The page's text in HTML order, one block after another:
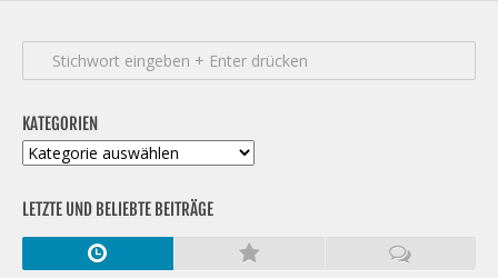
KATEGORIEN
Kategorien
LETZTE UND BELIEBTE BEITRÄGE